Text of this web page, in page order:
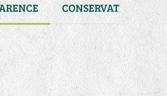
CONSERVATION